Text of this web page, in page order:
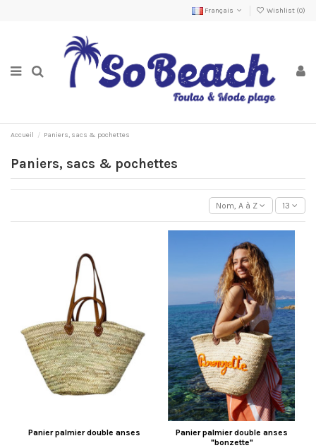
Français Wishlist (0)
Accueil Paniers, sacs & pochettes
Paniers, sacs & pochettes
Nom, A à Z 13
Panier palmier double anses
Panier palmier double anses
"bonzette"